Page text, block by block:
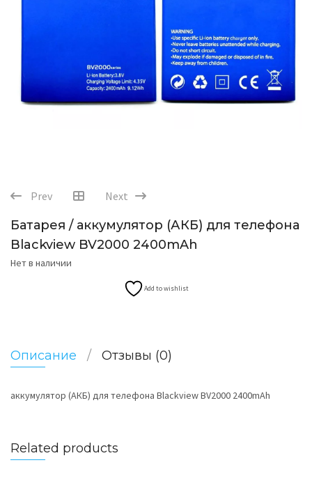
Prev Next
Батарея / аккумулятор (АКБ) для телефона
Blackview BV2000 2400mAh
Нет в наличии
Add to wishlist
Описание Отзывы (0)
аккумулятор (АКБ) для телефона Blackview BV2000 2400mAh
Related products